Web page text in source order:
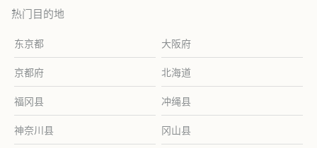
热门目的地
东京都 大阪府
京都府 北海道
福冈县 冲绳县
神奈川县 冈山县